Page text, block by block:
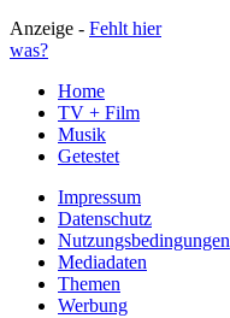
Anzeige - Fehlt hier
was?
Home
TV + Film
Musik
Getestet
Impressum
Datenschutz
Nutzungsbedingungen
Mediadaten
Themen
Werbung